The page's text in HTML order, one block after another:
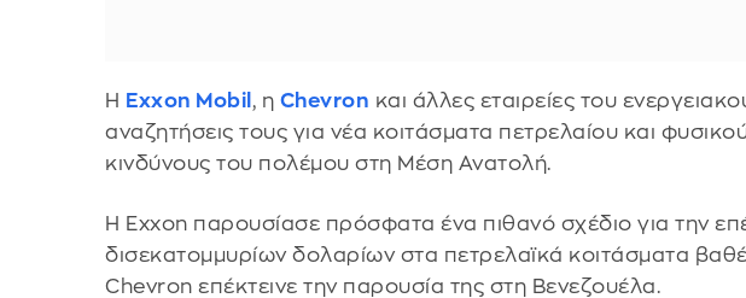
Η Exxon Mobil , η Chevron και άλλες εταιρείες του
αναζητήσεις τους για νέα κοιτάσματα πετρελαίου και
κινδύνους του πολέμου στη Μέση Ανατολή.
Η Exxon παρουσίασε πρόσφατα ένα πιθανό σχέδιο για την
δισεκατομμυρίων δολαρίων στα πετρελαϊκά κοιτάσματα
Chevron επέκτεινε την παρουσία της στη Βενεζουέλα.